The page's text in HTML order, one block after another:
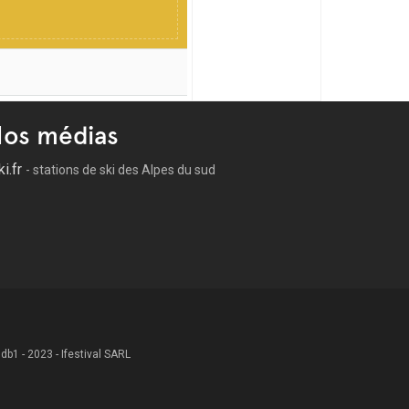
de 1870. On reconnaît la France Armée
la foule toujours prête à faire la fête !
les Augustins, située sur le Vieux-Port.
de la Canebière. Sous la Révolution, les
Un prêtre de la Mission, congrégation fondée
l'une des deux flêches. Leur hauteur, 69
médias
- stations de ski des Alpes du sud
- 2023 - Ifestival SARL